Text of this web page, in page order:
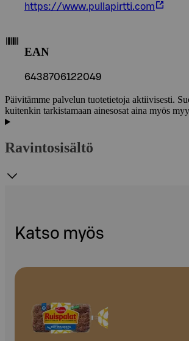
https://www.pullapirtti.com
EAN
6438706122049
Päivitämme palvelun tuotetietoja aktiivisesti.
kuitenkin tarkistamaan ainesosat aina myös
Ravintosisältö
Katso myös